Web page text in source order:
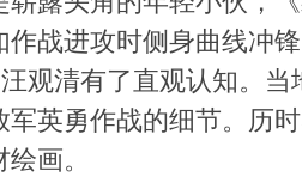
战进攻时侧身曲线冲
观清有了直观认知。
英勇作战的细节。历
画。